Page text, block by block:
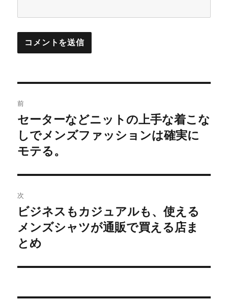
稿
ナ
ビ
ゲ
ー
シ
ョ
ン
前
前
の
投
セーターなどニットの上手な着こな
しでメンズファッションは確実に
モテる。
次
次
の
投
ビジネスもカジュアルも、使える
メンズシャツが通販で買える店ま
とめ